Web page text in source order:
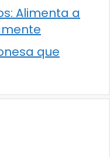
Alimenta a
que